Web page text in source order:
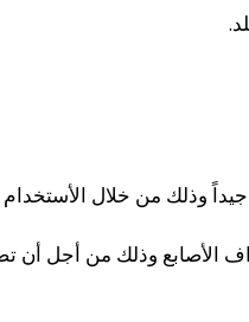
وذلك من خلال
الأصابع وذلك من أجل أن